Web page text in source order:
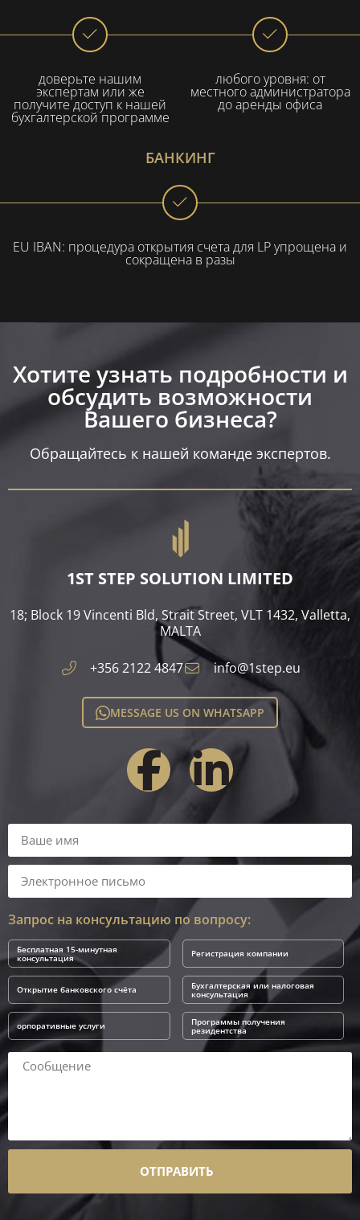
доверьте нашим
экспертам или же
получите доступ к нашей
бухгалтерской программе
любого уровня: от
местного администратора
до аренды офиса
БАНКИНГ
EU IBAN: процедура открытия счета для LP упрощена и
сокращена в разы
Хотите узнать подробности и
обсудить возможности
Вашего бизнеса?​
Обращайтесь к нашей команде экспертов.
1ST STEP SOLUTION LIMITED
18; Block 19 Vincenti Bld, Strait Street, VLT 1432, Valletta,
MALTA​
+356 2122 4847 info@1step.eu
MESSAGE US ON WHATSAPP
Запрос на консультацию по вопросу:
Бесплатная 15-минутная
консультация Регистрация компании
Открытие банковского счёта Бухгалтерская или налоговая
консультация
орпоративные услуги Программы получения
резидентства
ОТПРАВИТЬ